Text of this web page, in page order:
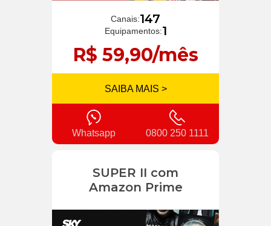
Canais:147
Equipamentos:1
R$ 59,90/mês
SAIBA MAIS >
Whatsapp 0800 250 1111
SUPER II com
Amazon Prime